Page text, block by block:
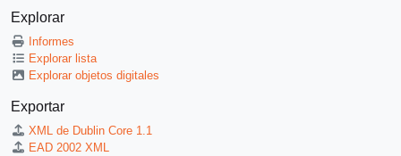
Explorar
Informes
Explorar lista
Explorar objetos digitales
Exportar
XML de Dublin Core 1.1
EAD 2002 XML